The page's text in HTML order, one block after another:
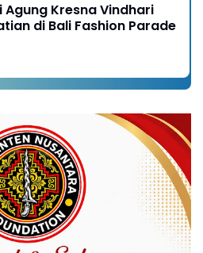
Agung Kresna Vindhari
di Bali Fashion Parade